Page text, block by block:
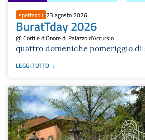
spettacoli 23 agosto 2026
BuratTday 2026
@ Cortile d'Onore di Palazzo d'Accursio
quattro domeniche pomeriggio di
LEGGI TUTTO